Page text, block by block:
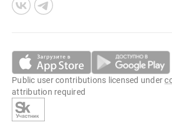
Public user contributions licensed under
attribution required